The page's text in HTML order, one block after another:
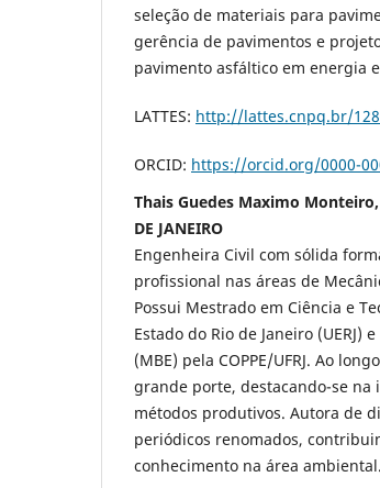
seleção de materiais para
gerência de pavimentos e
pavimento asfáltico em energia
LATTES: http://lattes.cnpq.br/
ORCID: https://orcid.org/0000-
Thais Guedes Maximo Monteiro,
DE JANEIRO
Engenheira Civil com sólida
profissional nas áreas de
Possui Mestrado em Ciência e
Estado do Rio de Janeiro
(MBE) pela COPPE/UFRJ. Ao
grande porte, destacando-se na
métodos produtivos. Autora de
periódicos renomados,
conhecimento na área ambiental.